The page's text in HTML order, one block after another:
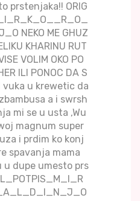
prstenjaka!! ORIG
NEKO ME GHUZ
KHARINU RUT
VOLIM OKO PO
ILI PONOC DA S
vuka u krewetic da
a i swrsh
mi se u usta ,Wu
magnum super
i prdim ko konj
spavanja mama
u dupe umesto prs